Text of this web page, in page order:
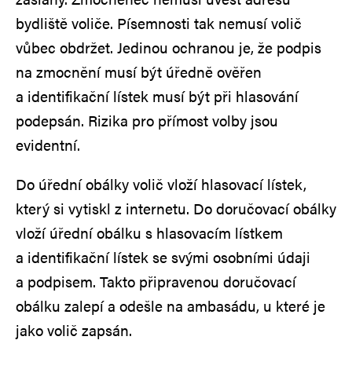
bydliště voliče. Písemnosti tak nemusí volič
vůbec obdržet. Jedinou ochranou je, že podpis
na zmocnění musí být úředně ověřen
a identifikační lístek musí být při hlasování
podepsán. Rizika pro přímost volby jsou
evidentní.
Do úřední obálky volič vloží hlasovací lístek,
který si vytiskl z internetu. Do doručovací obálky
vloží úřední obálku s hlasovacím lístkem
a identifikační lístek se svými osobními údaji
a podpisem. Takto připravenou doručovací
obálku zalepí a odešle na ambasádu, u které je
jako volič zapsán.